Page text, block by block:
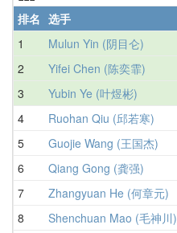
排名 选手
1
Mulun Yin (阴目仑)
2 Yifei Chen (陈奕霏)
3 Yubin Ye (叶煜彬)
4 Ruohan Qiu (邱若寒)
5 Guojie Wang (王国杰)
6 Qiang Gong (龚强)
7 Zhangyuan He (何章元)
8 Shenchuan Mao (毛神川)